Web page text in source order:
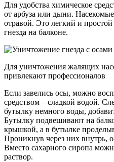
Для удобства химическое
от арбуза или дыни.
отравой. Это легкий и
гнезда на балконе.
Для уничтожения жалящих
привлекают профессионалов
Если завелись осы, можно
средством – сладкой водой.
бутылку немного воды,
Бутылку подвешивают на
крышкой, а в бутылке
Проникнув через них внутрь,
Вместо сахарного сиропа
раствор.